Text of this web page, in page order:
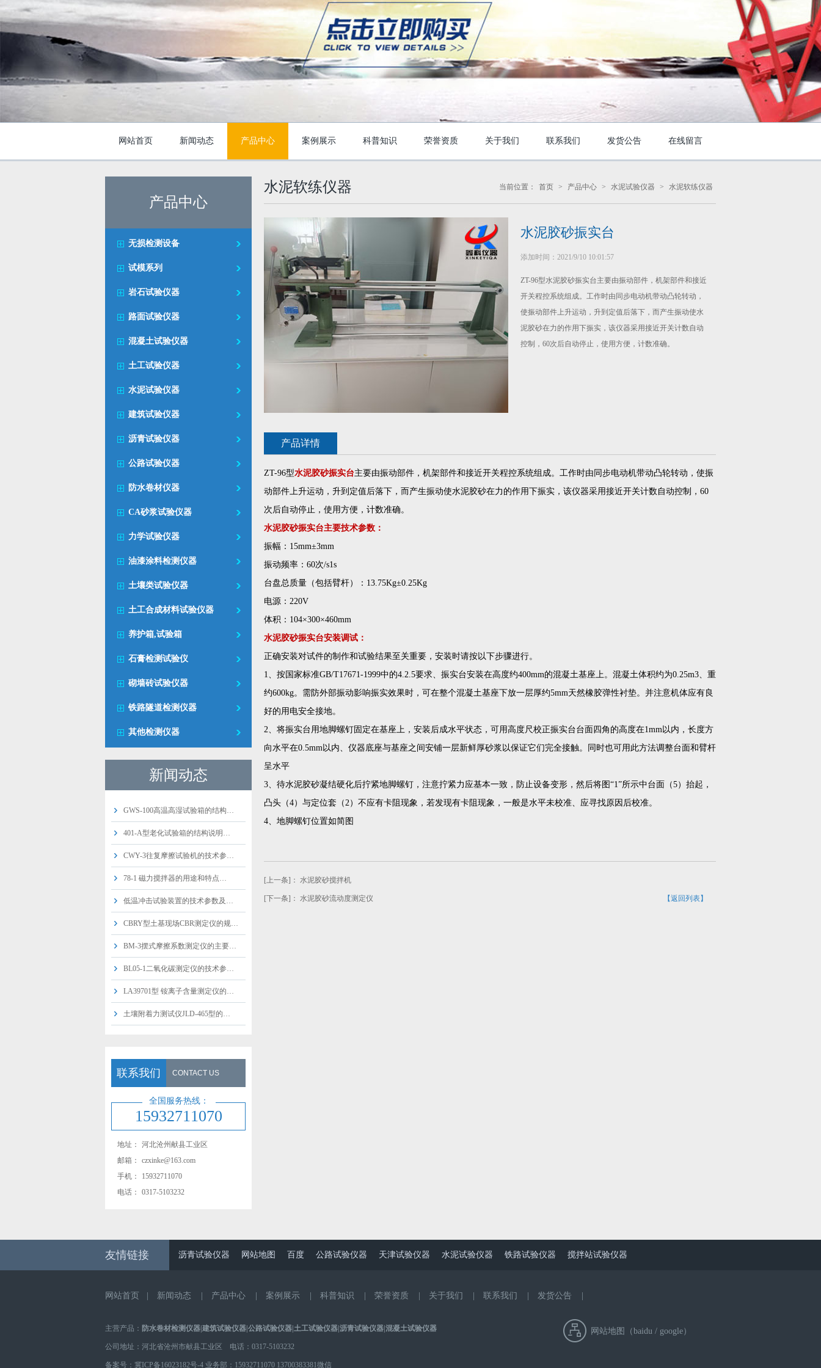
网站首页 新闻动态 产品中心 案例展示 科普知识 荣誉资质 关于我们 联系我们 发货公告 在线留言
产品中心
无损检测设备
试模系列
岩石试验仪器
路面试验仪器
混凝土试验仪器
土工试验仪器
水泥试验仪器
建筑试验仪器
沥青试验仪器
公路试验仪器
防水卷材仪器
CA砂浆试验仪器
力学试验仪器
油漆涂料检测仪器
土壤类试验仪器
土工合成材料试验仪器
养护箱,试验箱
石膏检测试验仪
砌墙砖试验仪器
铁路隧道检测仪器
其他检测仪器
新闻动态
GWS-100高温高湿试验箱的结构…
401-A型老化试验箱的结构说明…
CWY-3往复摩擦试验机的技术参…
78-1 磁力搅拌器的用途和特点…
低温冲击试验装置的技术参数及…
CBRY型土基现场CBR测定仪的规…
BM-3摆式摩擦系数测定仪的主要…
BL05-1二氧化碳测定仪的技术参…
LA39701型 铵离子含量测定仪的…
土壤附着力测试仪JLD-465型的…
联系我们 CONTACT US
15932711070
全国服务热线：
地址：
河北沧州献县工业区
邮箱：
czxinke@163.com
手机：
15932711070
电话：
0317-5103232
水泥软练仪器 当前位置： 首页 > 产品中心 > 水泥试验仪器 > 水泥软练仪器
水泥胶砂振实台
添加时间：2021/9/10 10:01:57
ZT-96型水泥胶砂振实台主要由振动部件，机架部件和接近
开关程控系统组成。工作时由同步电动机带动凸轮转动，
使振动部件上升运动，升到定值后落下，而产生振动使水
泥胶砂在力的作用下振实，该仪器采用接近开关计数自动
控制，60次后自动停止，使用方便，计数准确。
产品详情
ZT-96型水泥胶砂振实台主要由振动部件，机架部件和接近开关程控系统组成。工作时由同步电动机带动凸轮转动，使振
动部件上升运动，升到定值后落下，而产生振动使水泥胶砂在力的作用下振实，该仪器采用接近开关计数自动控制，60
次后自动停止，使用方便，计数准确。
水泥胶砂振实台主要技术参数：
振幅：15mm±3mm
振动频率：60次/s1s
台盘总质量（包括臂杆）：13.75Kg±0.25Kg
电源：220V
体积：104×300×460mm
水泥胶砂振实台安装调试：
正确安装对试件的制作和试验结果至关重要，安装时请按以下步骤进行。
1、按国家标准GB/T17671-1999中的4.2.5要求、振实台安装在高度约400mm的混凝土基座上。混凝土体积约为0.25m3、重
约600kg。需防外部振动影响振实效果时，可在整个混凝土基座下放一层厚约5mm天然橡胶弹性衬垫。并注意机体应有良
好的用电安全接地。
2、将振实台用地脚螺钉固定在基座上，安装后成水平状态，可用高度尺校正振实台台面四角的高度在1mm以内，长度方
向水平在0.5mm以内、仪器底座与基座之间安铺一层新鲜厚砂浆以保证它们完全接触。同时也可用此方法调整台面和臂杆
呈水平
3、待水泥胶砂凝结硬化后拧紧地脚螺钉，注意拧紧力应基本一致，防止设备变形，然后将图“1”所示中台面（5）抬起，
凸头（4）与定位套（2）不应有卡阻现象，若发现有卡阻现象，一般是水平未校准、应寻找原因后校准。
4、地脚螺钉位置如简图
[上一条]： 水泥胶砂搅拌机
[下一条]： 水泥胶砂流动度测定仪 【返回列表】
友情链接 沥青试验仪器 网站地图 百度 公路试验仪器 天津试验仪器 水泥试验仪器 铁路试验仪器 搅拌站试验仪器
网站首页 新闻动态 产品中心 案例展示 科普知识 荣誉资质 关于我们 联系我们 发货公告
主营产品： 防水卷材检测仪器 建筑试验仪器 公路试验仪器 土工试验仪器 沥青试验仪器 混凝土试验仪器
公司地址：河北省沧州市献县工业区 电话：0317-5103232
备案号： 冀ICP备16023182号-4 业务部： 15932711070 13700383381微信
网站地图（baidu / google）